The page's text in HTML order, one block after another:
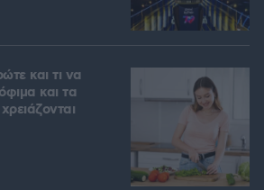
και τι να
και τα